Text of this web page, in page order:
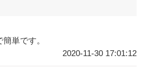
単です。
2020-11-30 17:01:12